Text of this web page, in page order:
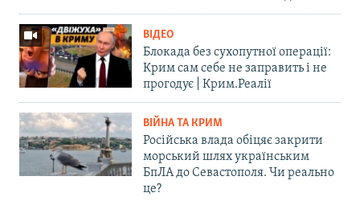
ВІДЕО
Блокада без сухопутної операції:
Крим сам себе не заправить і не
прогодує | Крим.Реалії
ВІЙНА ТА КРИМ
Російська влада обіцяє закрити
морський шлях українським
БпЛА до Севастополя. Чи реально
це?